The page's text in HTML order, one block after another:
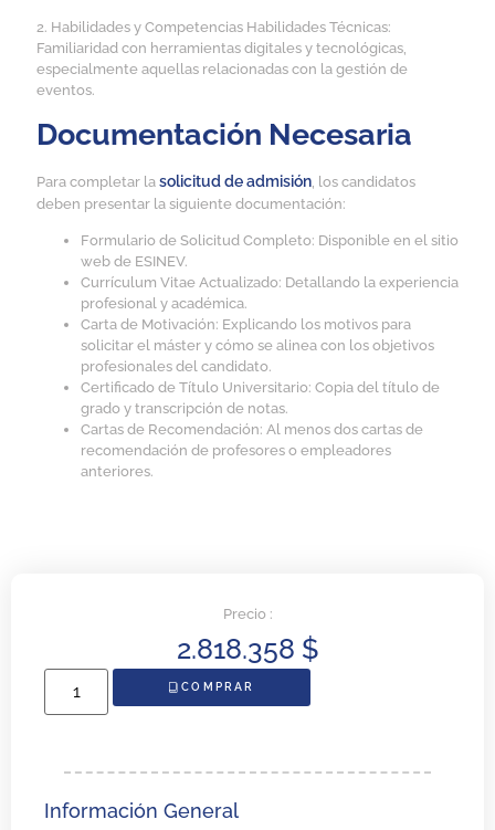
Precio :
2.818.358 $
COMPRAR
Información General
2. Habilidades y Competencias Habilidades Técnicas:
Familiaridad con herramientas digitales y tecnológicas,
especialmente aquellas relacionadas con la gestión de
eventos.
Documentación Necesaria
Para completar la solicitud de admisión , los candidatos
deben presentar la siguiente documentación:
Formulario de Solicitud Completo: Disponible en el sitio
web de ESINEV.
Currículum Vitae Actualizado: Detallando la experiencia
profesional y académica.
Carta de Motivación: Explicando los motivos para
solicitar el máster y cómo se alinea con los objetivos
profesionales del candidato.
Certificado de Título Universitario: Copia del título de
grado y transcripción de notas.
Cartas de Recomendación: Al menos dos cartas de
recomendación de profesores o empleadores
anteriores.